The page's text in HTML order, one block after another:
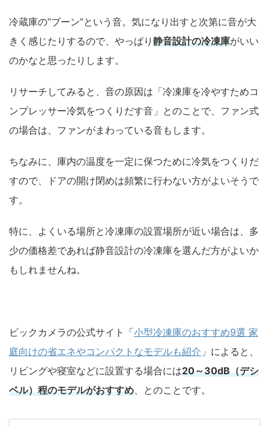
冷蔵庫の“ブーン”という音。気になり出すと次第に音が大
きく感じたりするので、やっぱり 静音設計の冷凍庫がいい
のかなと思ったりします。
リサーチしてみると、音の原因は「冷凍庫を冷やすためコ
ンプレッサー冷気をつくりだす音」とのことで、ファン式
の場合は、ファンがまわっている音もします。
ちなみに、庫内の温度を一定に保つために冷気をつくりだ
すので、ドアの開け閉めは頻繁に行わない方がよいそうで
す。
特に、よくいる場所と冷凍庫の設置場所が近い場合は、多
少の価格差であれば静音設計の冷凍庫を選んだ方がよいか
もしれませんね。
ビックカメラの公式サイト「小型冷凍庫のおすすめ9選 家
庭向けの省エネやコンパクトなモデルも紹介 」によると、
リビングや寝室などに設置する場合には20～30dB（デシ
ベル）程のモデルがおすすめ 、とのことです。